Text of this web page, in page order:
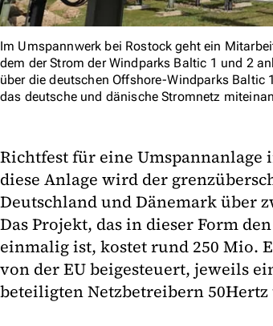
Im Umspannwerk bei Rostock geht ein
dem der Strom der Windparks Baltic 1 und 2
über die deutschen Offshore-Windparks Baltic
das deutsche und dänische Stromnetz
Richtfest für eine Umspannanlage
diese Anlage wird der
Deutschland und Dänemark über
Das Projekt, das in dieser Form
einmalig ist, kostet rund 250 Mio.
von der EU beigesteuert, jeweils
beteiligten Netzbetreibern